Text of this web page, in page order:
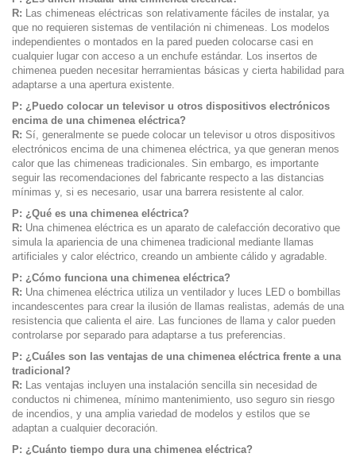
R: Las chimeneas eléctricas son relativamente fáciles de instalar, ya
que no requieren sistemas de ventilación ni chimeneas. Los modelos
independientes o montados en la pared pueden colocarse casi en
cualquier lugar con acceso a un enchufe estándar. Los insertos de
chimenea pueden necesitar herramientas básicas y cierta habilidad para
adaptarse a una apertura existente.
P: ¿Puedo colocar un televisor u otros dispositivos electrónicos
encima de una chimenea eléctrica?
R: Sí, generalmente se puede colocar un televisor u otros dispositivos
electrónicos encima de una chimenea eléctrica, ya que generan menos
calor que las chimeneas tradicionales. Sin embargo, es importante
seguir las recomendaciones del fabricante respecto a las distancias
mínimas y, si es necesario, usar una barrera resistente al calor.
P: ¿Qué es una chimenea eléctrica?
R: Una chimenea eléctrica es un aparato de calefacción decorativo que
simula la apariencia de una chimenea tradicional mediante llamas
artificiales y calor eléctrico, creando un ambiente cálido y agradable.
P: ¿Cómo funciona una chimenea eléctrica?
R: Una chimenea eléctrica utiliza un ventilador y luces LED o bombillas
incandescentes para crear la ilusión de llamas realistas, además de una
resistencia que calienta el aire. Las funciones de llama y calor pueden
controlarse por separado para adaptarse a tus preferencias.
P: ¿Cuáles son las ventajas de una chimenea eléctrica frente a una
tradicional?
R: Las ventajas incluyen una instalación sencilla sin necesidad de
conductos ni chimenea, mínimo mantenimiento, uso seguro sin riesgo
de incendios, y una amplia variedad de modelos y estilos que se
adaptan a cualquier decoración.
P: ¿Cuánto tiempo dura una chimenea eléctrica?